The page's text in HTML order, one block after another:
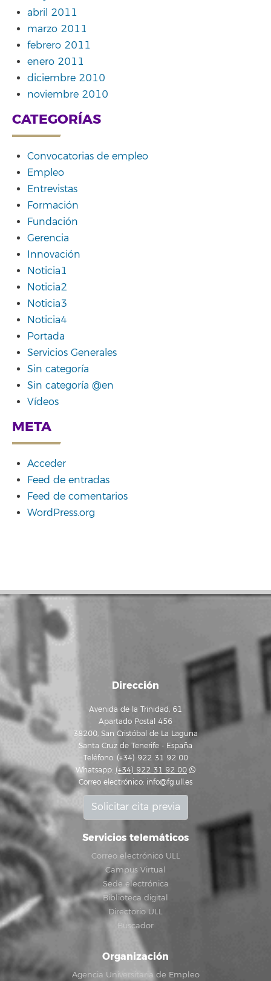
abril 2011
marzo 2011
febrero 2011
enero 2011
diciembre 2010
noviembre 2010
CATEGORÍAS
Convocatorias de empleo
Empleo
Entrevistas
Formación
Fundación
Gerencia
Innovación
Noticia1
Noticia2
Noticia3
Noticia4
Portada
Servicios Generales
Sin categoría
Sin categoría @en
Vídeos
META
Acceder
Feed de entradas
Feed de comentarios
WordPress.org
Dirección
Avenida de la Trinidad, 61
Apartado Postal 456
38200, San Cristóbal de La Laguna
Santa Cruz de Tenerife - España
Teléfono: (+34) 922 31 92 00
Whatsapp: (+34) 922 31 92 00
Correo electrónico: info@fg.ull.es
Solicitar cita previa
Servicios telemáticos
Correo electrónico ULL
Campus Virtual
Sede electrónica
Biblioteca digital
Directorio ULL
Buscador
Organización
Agencia Universitaria de Empleo